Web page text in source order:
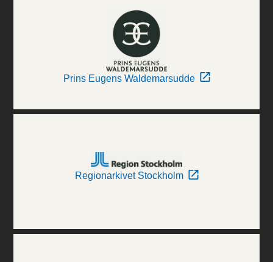
Prins Eugens Waldemarsudde
Regionarkivet Stockholm